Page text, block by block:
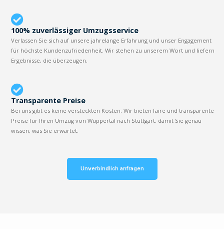
100% zuverlässiger Umzugsservice
Verlassen Sie sich auf unsere jahrelange Erfahrung und unser Engagement
für höchste Kundenzufriedenheit. Wir stehen zu unserem Wort und liefern
Ergebnisse, die überzeugen.
Transparente Preise
Bei uns gibt es keine versteckten Kosten. Wir bieten faire und transparente
Preise für Ihren Umzug von Wuppertal nach Stuttgart, damit Sie genau
wissen, was Sie erwartet.
Unverbindlich anfragen